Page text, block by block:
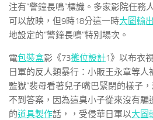
注有“警鐘長鳴”標識。多家影院任務
可以放映，但9時18分這一時大圖輸出
地設定的“警鐘長鳴”特別場次。
電包裝盒影《73攤位設計1》以布衣
日軍的反人類暴行：小販王永章等人
監獄”裴母看著兒子嘴巴緊閉的樣子
不到答案，因為這臭小子從來沒有
的道具製作話，，受侵華日軍以大圖